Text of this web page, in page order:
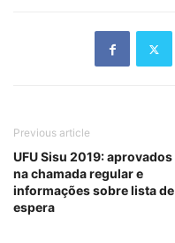
Previous article
UFU Sisu 2019: aprovados
na chamada regular e
informações sobre lista de
espera